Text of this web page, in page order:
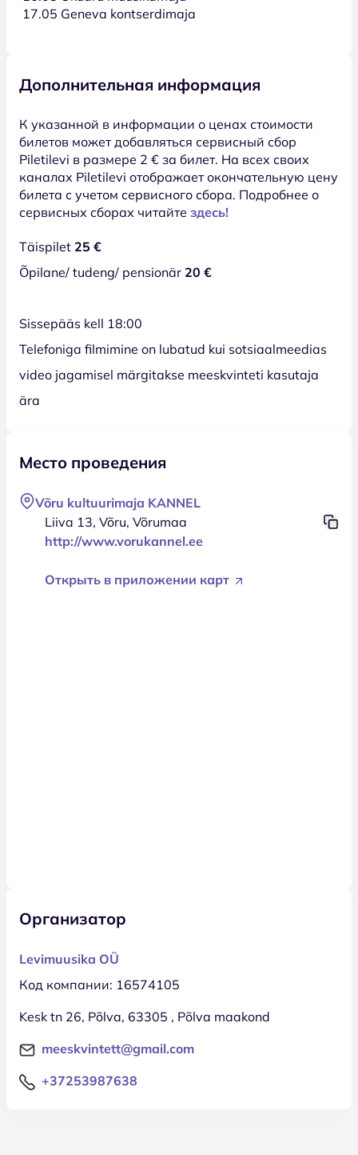
17.05 Geneva kontserdimaja
Дополнительная информация
К указанной в информации о ценах стоимости
билетов может добавляться сервисный сбор
Piletilevi в размере 2 € за билет. На всех своих
каналах Piletilevi отображает окончательную цену
билета с учетом сервисного сбора. Подробнее о
сервисных сборах читайте здесь!
Täispilet 25 €
Õpilane/ tudeng/ pensionär 20 €
Sissepääs kell 18:00
Telefoniga filmimine on lubatud kui sotsiaalmeedias
video jagamisel märgitakse meeskvinteti kasutaja
ära
Место проведения
Võru kultuurimaja KANNEL
Liiva 13, Võru, Võrumaa
http://www.vorukannel.ee
Открыть в приложении карт
Организатор
Levimuusika OÜ
Код компании: 16574105
Kesk tn 26, Põlva, 63305 , Põlva maakond
meeskvintett@gmail.com
+37253987638